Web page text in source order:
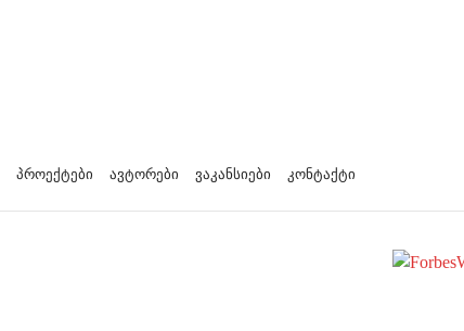
პროექტები ავტორები ვაკანსიები კონტაქტი